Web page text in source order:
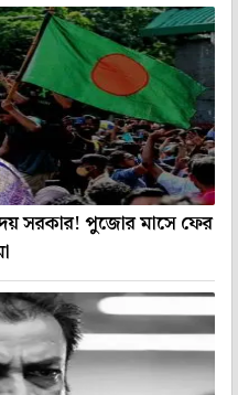
সরকার! পুজোর মাসে ফের